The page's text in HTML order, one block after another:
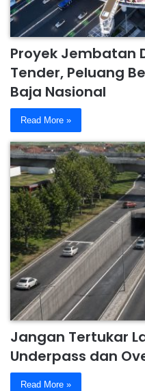
Proyek Jembatan
Tender, Peluang
Baja Nasional
Read More »
Jangan Tertukar
Underpass dan
Read More »